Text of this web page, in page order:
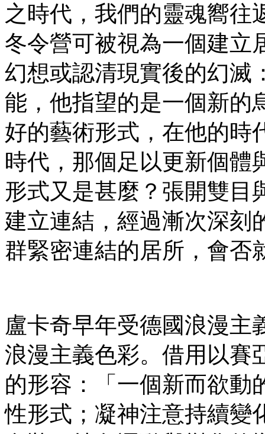
之時代，我們的靈魂嚮往
冬令營可被視為一個建立
幻想或認清現實後的幻滅
能，他指望的是一個新的
好的藝術形式，在他的時
時代，那個足以更新個體
形式又是甚麼？張開雙目
建立連結，經過漸次深刻
群緊密連結的居所，會否
盧卡奇早年受德國浪漫主
浪漫主義色彩。借用以賽
的形容：「一個新而欲動
性形式；凝神注意持續變